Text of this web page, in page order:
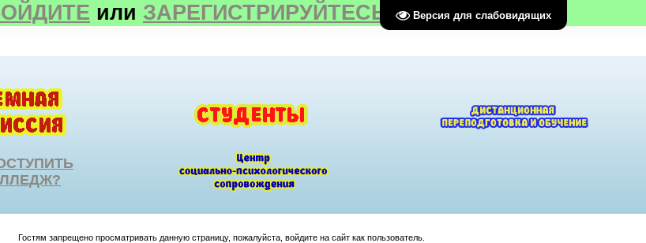
Версия для слабовидящих
или ЗАРЕГИСТРИРУЙТЕСЬ
Гостям запрещено просматривать данную страницу, пожалуйста, войдите на сайт как пользователь.